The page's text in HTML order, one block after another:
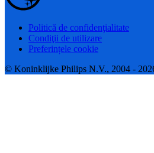
Politică de confidenţialitate
Condiţii de utilizare
Preferințele cookie
© Koninklijke Philips N.V., 2004 -